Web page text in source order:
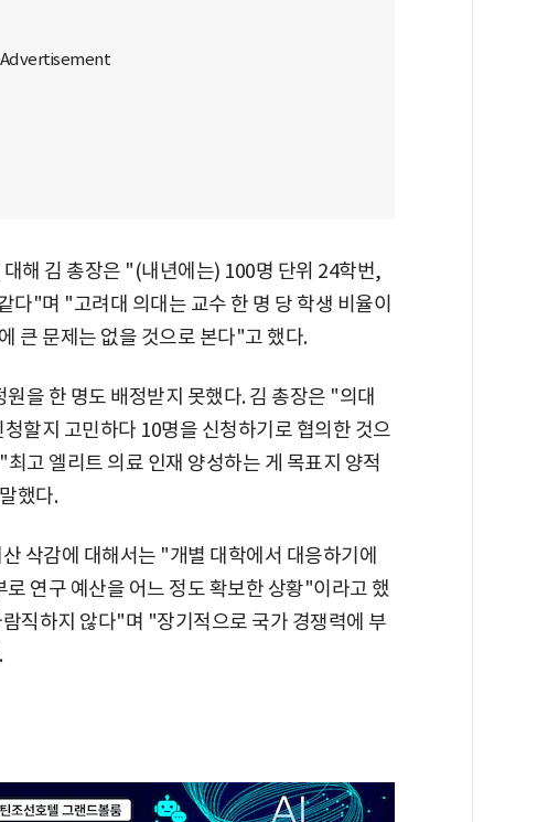
해 김 총장은 "(내년에는) 100명 단위 24학번,
다"며 "고려대 의대는 교수 한 명 당 학생 비율이
큰 문제는 없을 것으로 본다"고 했다.
을 한 명도 배정받지 못했다. 김 총장은 "의대
할지 고민하다 10명을 신청하기로 협의한 것으
고 엘리트 의료 인재 양성하는 게 목표지 양적
했다.
삭감에 대해서는 "개별 대학에서 대응하기에
연구 예산을 어느 정도 확보한 상황"이라고 했
직하지 않다"며 "장기적으로 국가 경쟁력에 부